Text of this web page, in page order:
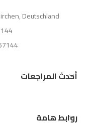
Deutschland
أحدث المراجعات
روابط هامة